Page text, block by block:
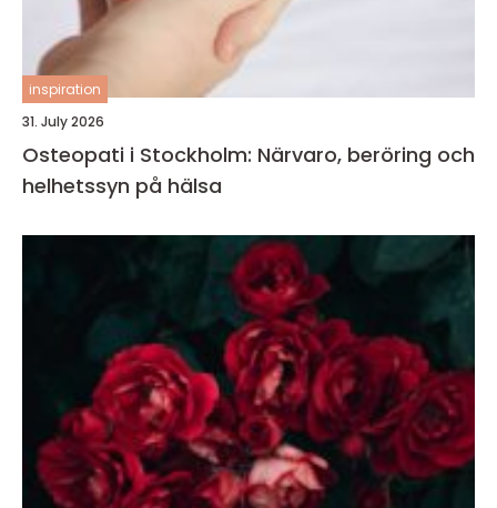
inspiration
31. July 2026
Osteopati i Stockholm: Närvaro, beröring och
helhetssyn på hälsa